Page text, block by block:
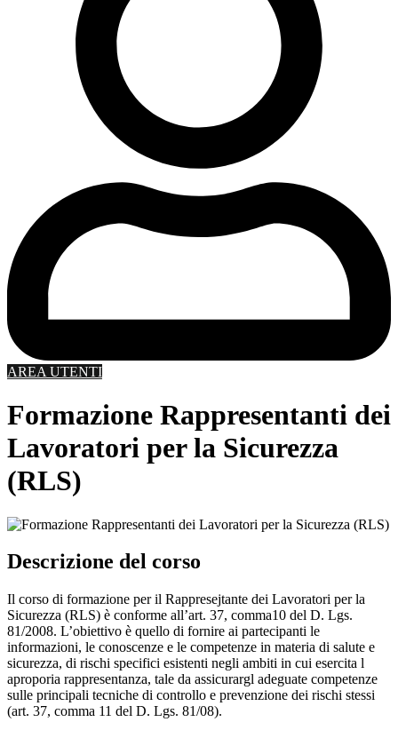
AREA UTENTI
Formazione Rappresentanti dei
Lavoratori per la Sicurezza
(RLS)
Descrizione del corso
Il corso di formazione per il Rappresejtante dei Lavoratori per la
Sicurezza (RLS) è conforme all’art. 37, comma10 del D. Lgs.
81/2008. L’obiettivo è quello di fornire ai partecipanti le
informazioni, le conoscenze e le competenze in materia di salute e
sicurezza, di rischi specifici esistenti negli ambiti in cui esercita l
aproporia rappresentanza, tale da assicurargl adeguate competenze
sulle principali tecniche di controllo e prevenzione dei rischi stessi
(art. 37, comma 11 del D. Lgs. 81/08).